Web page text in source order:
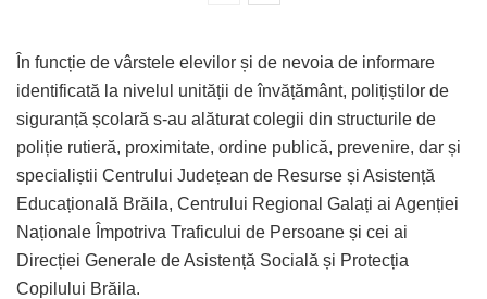
În funcție de vârstele elevilor și de nevoia de informare
identificată la nivelul unității de învățământ, polițiștilor de
siguranță școlară s-au alăturat colegii din structurile de
poliție rutieră, proximitate, ordine publică, prevenire, dar și
specialiștii Centrului Județean de Resurse și Asistență
Educațională Brăila, Centrului Regional Galați ai Agenției
Naționale Împotriva Traficului de Persoane și cei ai
Direcției Generale de Asistență Socială și Protecția
Copilului Brăila.